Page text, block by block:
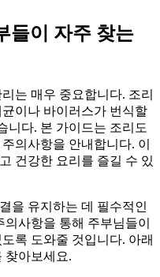
들이 자주 찾는
는 매우 중요합니다. 조리
이나 바이러스가 번식할
니다. 본 가이드는 조리도
의사항을 안내합니다. 이
건강한 요리를 즐길 수 있
을 유지하는 데 필수적인
사항을 통해 주부님들이
록 도와줄 것입니다. 아래
찾아보세요.